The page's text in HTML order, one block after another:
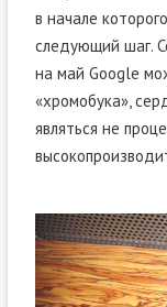
в начале
следующий шаг.
на май Google
«хромобука»,
являться не